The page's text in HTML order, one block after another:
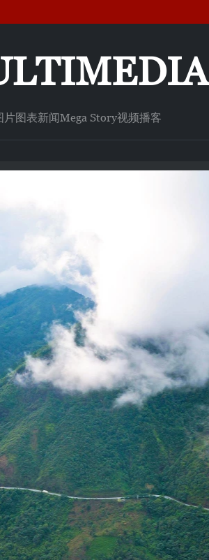
片图表新闻Mega Story视频播客